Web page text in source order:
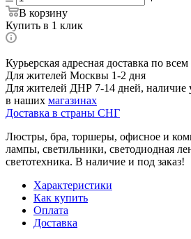
В корзину
Купить в 1 клик
Курьерская адресная доставка по
Для жителей Москвы 1-2 дня
Для жителей ДНР 7-14 дней, наличие
в наших магазинах
Доставка в страны СНГ
Люстры, бра, торшеры, офисное и
лампы, светильники, светодиодная
светотехника. В наличие и под заказ!
Характеристики
Как купить
Оплата
Доставка